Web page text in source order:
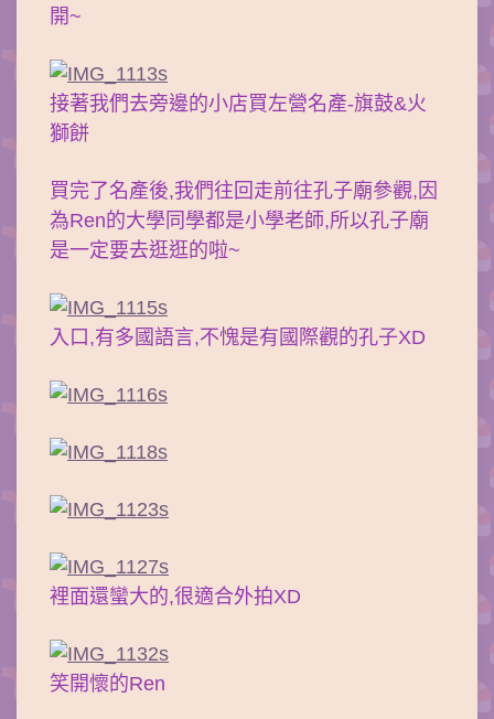
開~
接著我們去旁邊的小店買左營名產-旗鼓&火
獅餅
買完了名產後,我們往回走前往孔子廟參觀,因
為Ren的大學同學都是小學老師,所以孔子廟
是一定要去逛逛的啦~
入口,有多國語言,不愧是有國際觀的孔子XD
裡面還蠻大的,很適合外拍XD
笑開懷的Ren